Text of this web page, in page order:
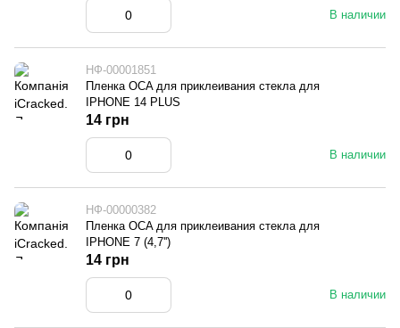
В наличии
НФ-00001851
Пленка OCA для приклеивания стекла для
IPHONE 14 PLUS
В наличии
14 грн
НФ-00000382
Пленка OCA для приклеивания стекла для
IPHONE 7 (4,7'')
В наличии
14 грн